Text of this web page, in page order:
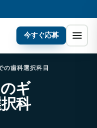
今すぐ応募
の歯科選択科目
ギ
科